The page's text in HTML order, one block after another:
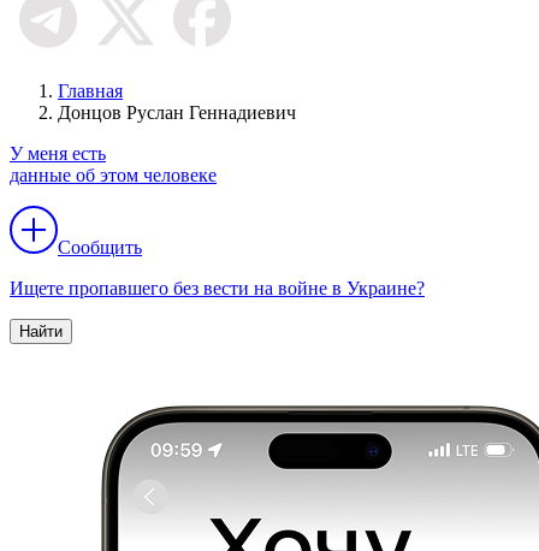
Главная
Донцов Руслан Геннадиевич
У меня есть
данные об этом человеке
Сообщить
Ищете пропавшего без вести на войне в Украине?
Найти